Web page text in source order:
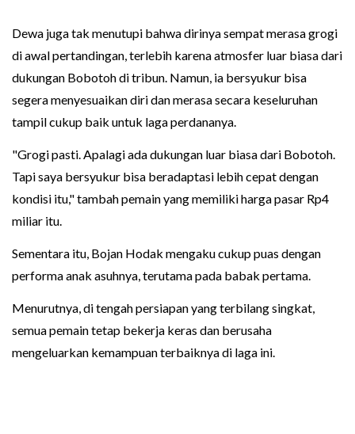
Dewa juga tak menutupi bahwa dirinya sempat merasa grogi
di awal pertandingan, terlebih karena atmosfer luar biasa dari
dukungan Bobotoh di tribun. Namun, ia bersyukur bisa
segera menyesuaikan diri dan merasa secara keseluruhan
tampil cukup baik untuk laga perdananya.
"Grogi pasti. Apalagi ada dukungan luar biasa dari Bobotoh.
Tapi saya bersyukur bisa beradaptasi lebih cepat dengan
kondisi itu," tambah pemain yang memiliki harga pasar Rp4
miliar itu.
Sementara itu, Bojan Hodak mengaku cukup puas dengan
performa anak asuhnya, terutama pada babak pertama.
Menurutnya, di tengah persiapan yang terbilang singkat,
semua pemain tetap bekerja keras dan berusaha
mengeluarkan kemampuan terbaiknya di laga ini.